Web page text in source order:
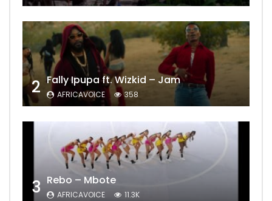
2 Fally Ipupa ft. Wizkid – Jam
AFRICAVOICE 358
3 Rebo – Mbote
AFRICAVOICE 11.3K